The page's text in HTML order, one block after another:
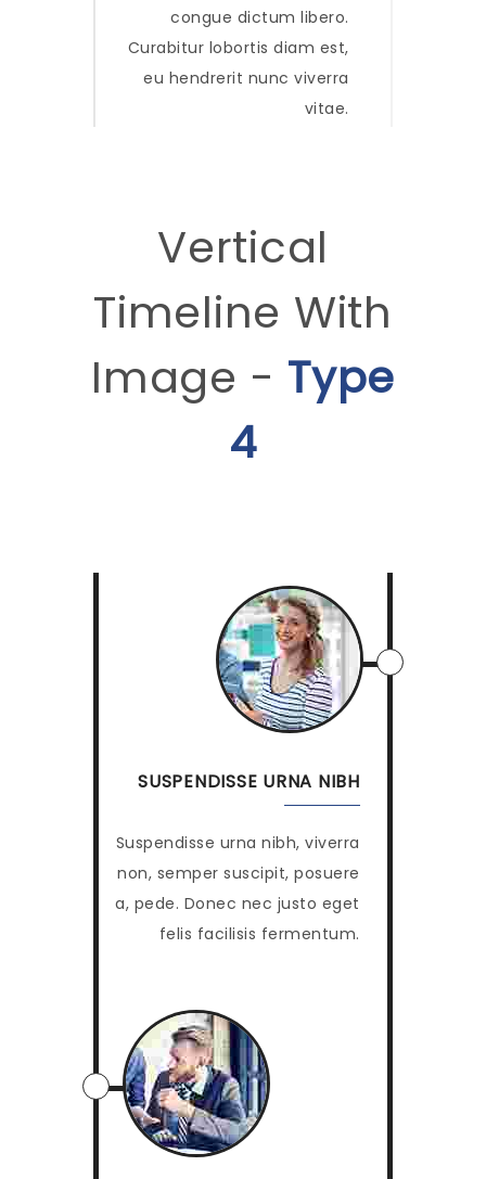
congue dictum libero.
Curabitur lobortis diam est,
eu hendrerit nunc viverra
vitae.
Vertical
Timeline With
Image - Type
4
SUSPENDISSE URNA NIBH
Suspendisse urna nibh, viverra
non, semper suscipit, posuere
a, pede. Donec nec justo eget
felis facilisis fermentum.